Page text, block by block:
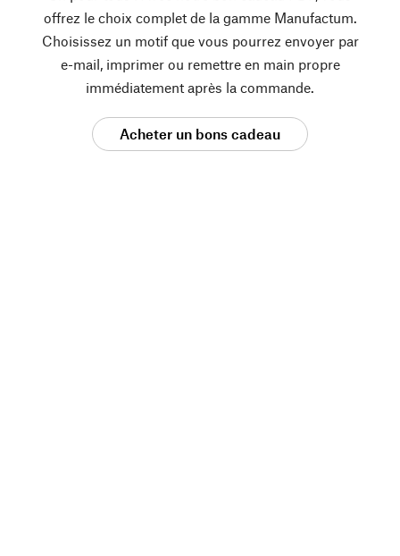
offrez le choix complet de la gamme Manufactum.
Choisissez un motif que vous pourrez envoyer par
e-mail, imprimer ou remettre en main propre
immédiatement après la commande.
Acheter un bons cadeau